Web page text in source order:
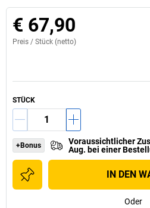
€ 67,90
Preis / Stück (netto)
STÜCK
+Bonus Voraussichtlicher
Aug. bei einer
IN DEN
Oder